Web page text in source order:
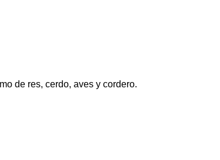
de res, cerdo, aves y cordero.